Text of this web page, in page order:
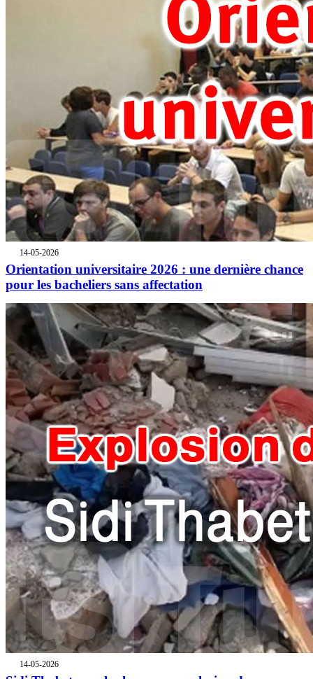
14-05-2026
Orientation universitaire 2026 : une dernière chance
pour les bacheliers sans affectation
14-05-2026